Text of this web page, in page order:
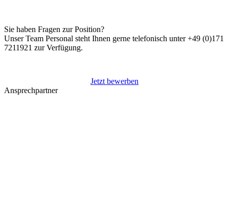
Sie haben Fragen zur Position?
Unser Team Personal steht Ihnen gerne telefonisch unter +49 (0)171
7211921 zur Verfügung.
Jetzt bewerben
Ansprechpartner